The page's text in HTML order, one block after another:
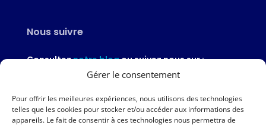
Gérer le consentement
Pour offrir les meilleures expériences, nous utilisons des technologies
telles que les cookies pour stocker et/ou accéder aux informations des
appareils. Le fait de consentir à ces technologies nous permettra de
Nous suivre
Consulteznotre blogou suivez nous sur :